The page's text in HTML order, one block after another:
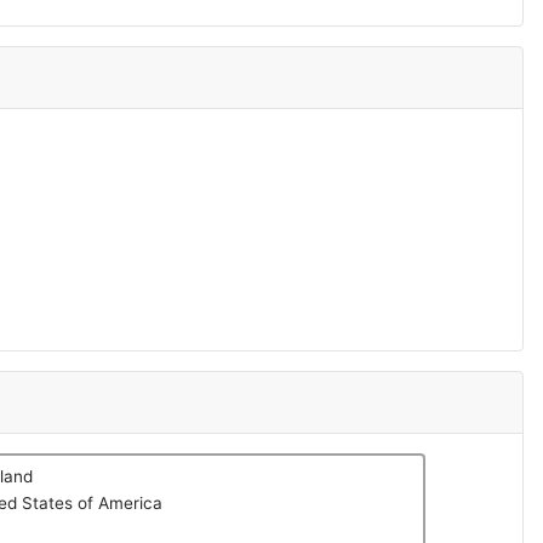
States of America